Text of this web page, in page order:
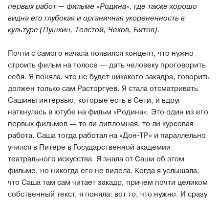
первых работ — фильме «Родина», где также хорошо
видна его глубокая и органичная укорененность в
культуре (Пушкин, Толстой, Чехов, Битов).
Почти с самого начала появился концепт, что нужно
строить фильм на голосе — дать человеку проговорить
себя. Я поняла, что не будет никакого закадра, говорить
должен только сам Расторгуев. Я стала отсматривать
Сашины интервью, которые есть в Сети, и вдруг
наткнулась в ютубе на фильм «Родина». Это один из его
первых фильмов — то ли дипломная, то ли курсовая
работа. Саша тогда работал на «Дон-ТР» и параллельно
учился в Питере в Государственной академии
театрального искусства. Я знала от Саши об этом
фильме, но никогда его не видела. Когда я услышала,
что Саша там сам читает закадр, причем почти целиком
собственный текст, я поняла: вот то, что нужно. И сразу